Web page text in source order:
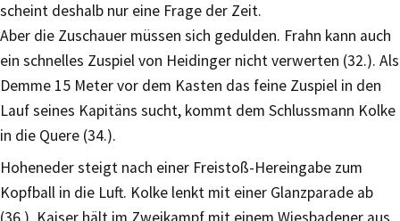
scheint deshalb nur eine Frage der Zeit.
Aber die Zuschauer müssen sich gedulden. Frahn kann auch
ein schnelles Zuspiel von Heidinger nicht verwerten (32.). Als
Demme 15 Meter vor dem Kasten das feine Zuspiel in den
Lauf seines Kapitäns sucht, kommt dem Schlussmann Kolke
in die Quere (34.).
Hoheneder steigt nach einer Freistoß-Hereingabe zum
Kopfball in die Luft. Kolke lenkt mit einer Glanzparade ab